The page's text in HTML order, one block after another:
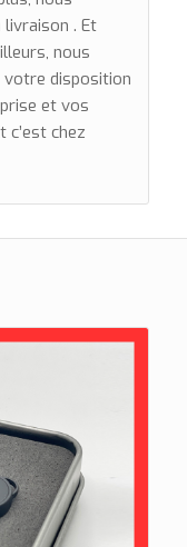
livraison . Et
nous
votre disposition
et vos
chez